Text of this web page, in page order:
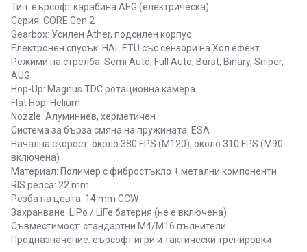
Тип: еърсофт карабина AEG (електрическа)
Серия: CORE Gen.2
Gearbox: Усилен Ather, подсилен корпус
Електронен спусък: HAL ETU със сензори на Хол ефект
Режими на стрелба: Semi Auto, Full Auto, Burst, Binary, Sniper,
AUG
Hop-Up: Magnus TDC ротационна камера
Flat Hop: Helium
Nozzle: Алуминиев, херметичен
Система за бърза смяна на пружината: ESA
Начална скорост: около 380 FPS (M120), около 310 FPS (M90
включена)
Материал: Полимер с фибростъкло + метални компоненти
RIS релса: 22 mm
Резба на цевта: 14 mm CCW
Захранване: LiPo / LiFe батерия (не е включена)
Съвместимост: стандартни M4/M16 пълнители
Предназначение: еърсофт игри и тактически тренировки